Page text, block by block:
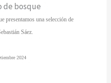
de bosque
presentamos una selección de
Sáez.
2024